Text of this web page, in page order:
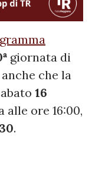
giornata di
che la
16
ore 16:00,
.